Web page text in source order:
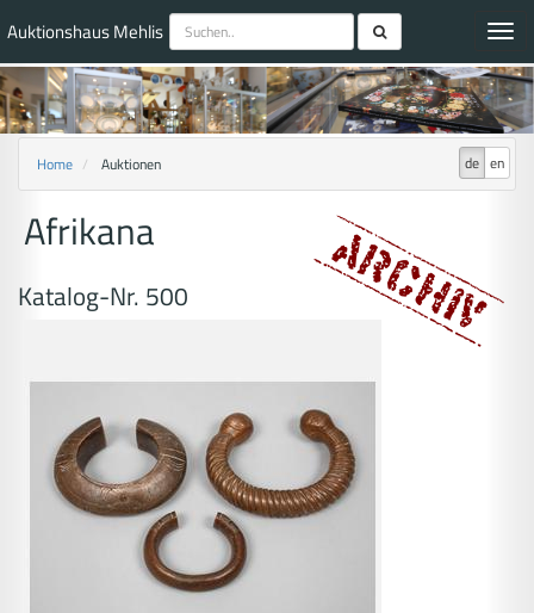
Auktionshaus Mehlis
de en
Home Auktionen
Afrikana
Katalog-Nr. 500